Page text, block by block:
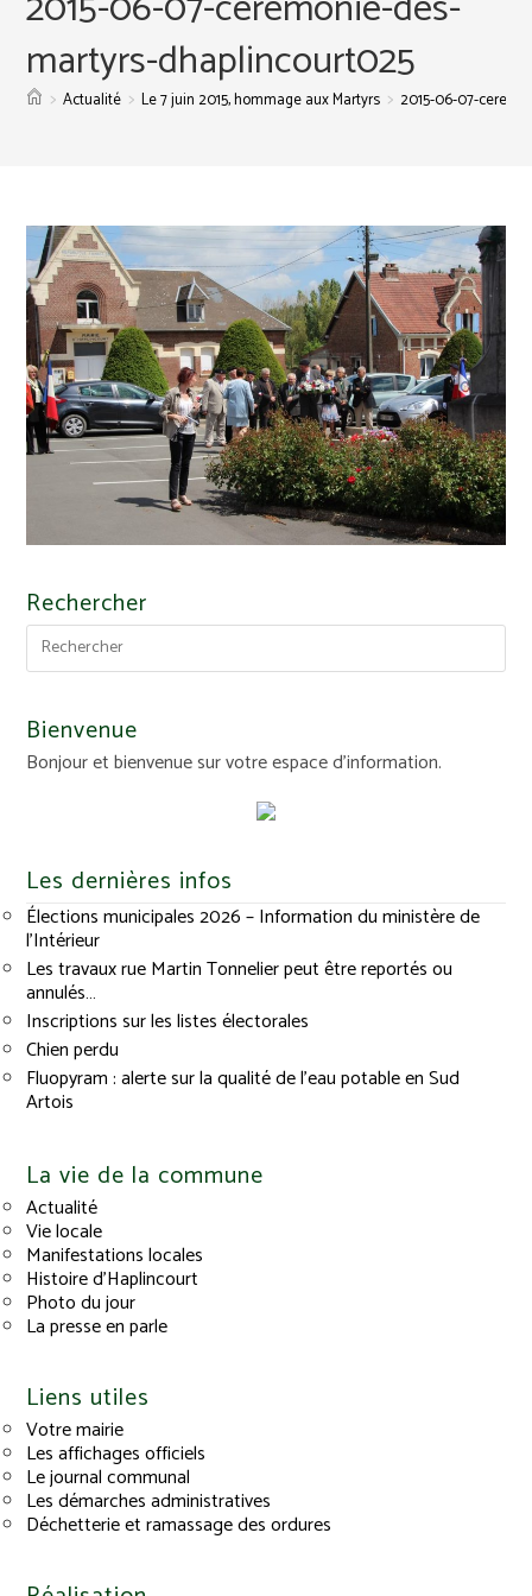
martyrs-dhaplincourt025
> Actualité > Le 7 juin 2015, hommage aux Martyrs > 2015-06-07-
Rechercher
Bienvenue
Bonjour et bienvenue sur votre espace d'information.
Les dernières infos
Élections municipales 2026 – Information du ministère de
l’Intérieur
Les travaux rue Martin Tonnelier peut être reportés ou
annulés…
Inscriptions sur les listes électorales
Chien perdu
Fluopyram : alerte sur la qualité de l’eau potable en Sud
Artois
La vie de la commune
Actualité
Vie locale
Manifestations locales
Histoire d’Haplincourt
Photo du jour
La presse en parle
Liens utiles
Votre mairie
Les affichages officiels
Le journal communal
Les démarches administratives
Déchetterie et ramassage des ordures